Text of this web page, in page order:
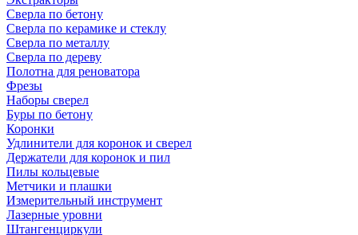
Сверла по бетону
Сверла по керамике и стеклу
Сверла по металлу
Сверла по дереву
Полотна для реноватора
Фрезы
Наборы сверел
Буры по бетону
Коронки
Удлинители для коронок и сверел
Держатели для коронок и пил
Пилы кольцевые
Метчики и плашки
Измерительный инструмент
Лазерные уровни
Штангенциркули